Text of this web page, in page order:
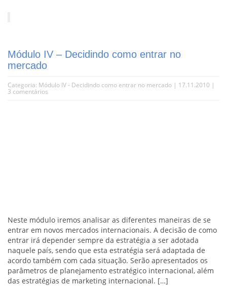
Módulo IV – Decidindo como entrar no
mercado
Categoria: Módulo IV - Decidindo como entrar no mercado | 17.11.2010 |
3 comentários
Neste módulo iremos analisar as diferentes maneiras de se
entrar em novos mercados internacionais. A decisão de como
entrar irá depender sempre da estratégia a ser adotada
naquele país, sendo que esta estratégia será adaptada de
acordo também com cada situação. Serão apresentados os
parâmetros de planejamento estratégico internacional, além
das estratégias de marketing internacional. […]